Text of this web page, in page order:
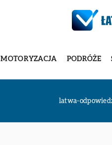
MOTORYZACJA PODRÓŻE
latwa-